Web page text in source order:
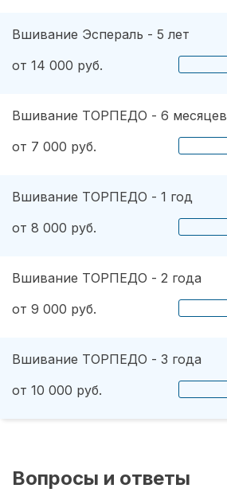
Вшивание Эспераль - 5 лет
от 14 000 руб.
Вшивание ТОРПЕДО - 6 месяцев
от 7 000 руб.
Вшивание ТОРПЕДО - 1 год
от 8 000 руб.
Вшивание ТОРПЕДО - 2 года
от 9 000 руб.
Вшивание ТОРПЕДО - 3 года
от 10 000 руб.
Вопросы и ответы